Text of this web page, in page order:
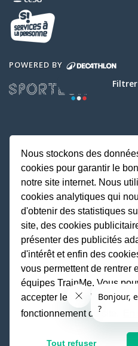
Filtrer
POWERED BY
REJOIGNEZ LA
Fait avec
©
Nous stockons des
cookies pour garantir le
notre site internet. Nous
cookies analytiques qui
d'obtenir des statistiques
site, des cookies
présenter des publicités
d'intérêt et enfin des
vous permettent de rentrer
équipes TrainMe. Vous
accepter les cookies non
fonctionnement du site.
Tout refuser